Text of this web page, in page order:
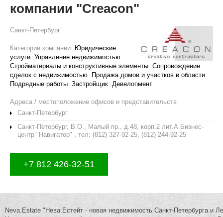
компании "Creacon"
Санкт-Петербург
Категории компании: Юридические
услуги Управление недвижимостью
Стройматериалы и конструктивные элементы Сопровождение
сделок с недвижимостью
Продажа домов и участков в области
Подрядные работы Застройщик Девелопмент
Адреса / местоположение офисов и представительств
Санкт-Петербург
Санкт-Петербург, В.О., Малый пр., д.48, корп.2 лит.А Бизнес-
центр "Навигатор" , тел: (812) 327-92-25, (812) 244-92-25
+7 812 426-32-51
Neva.Estate "Нева.Естейт - новая недвижимость Санкт-Петербурга и